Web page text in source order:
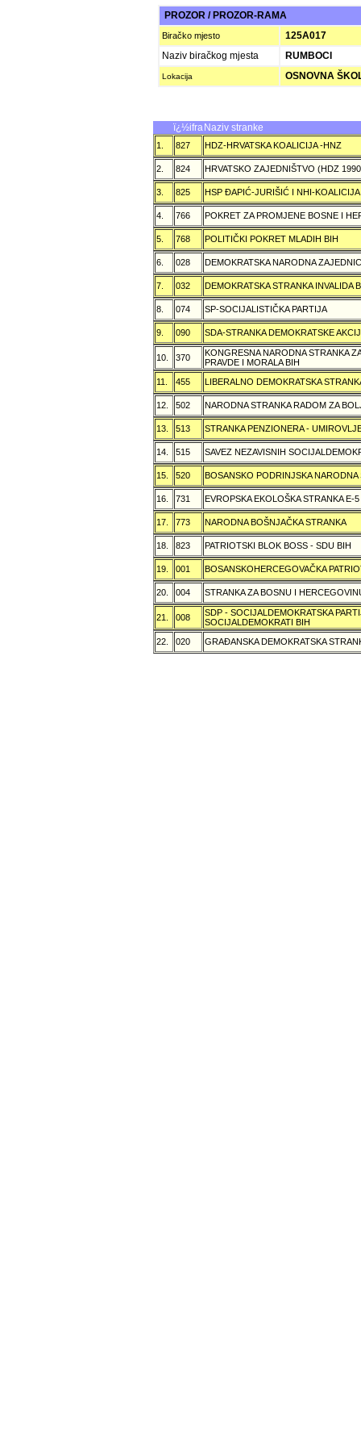
PROZOR / PROZOR-RAMA
Biračko mjesto
125A017
Naziv biračkog mjesta
RUMBOCI
Lokacija OSNOVNA
ï¿½ifra Naziv stranke
1. 827 HDZ-HRVATSKA KOALICIJA -HNZ
2. 824 HRVATSKO ZAJEDNIŠTVO (HDZ
3. 825 HSP ÐAPIĆ-JURIŠIĆ I NHI-
4. 766 POKRET ZA PROMJENE BOSNE I
5. 768 POLITIČKI POKRET MLADIH BIH
6. 028 DEMOKRATSKA NARODNA
7. 032 DEMOKRATSKA STRANKA INVALIDA
8. 074 SP-SOCIJALISTIČKA PARTIJA
9. 090 SDA-STRANKA DEMOKRATSKE
10. 370
KONGRESNA NARODNA STRANKA
PRAVDE I MORALA BIH
11.
455 LIBERALNO DEMOKRATSKA
12. 502 NARODNA STRANKA RADOM ZA
13. 513 STRANKA PENZIONERA -
14. 515 SAVEZ NEZAVISNIH
15. 520 BOSANSKO PODRINJSKA NARODNA
16. 731 EVROPSKA EKOLOŠKA STRANKA E-5
17. 773 NARODNA BOŠNJAČKA STRANKA
18. 823 PATRIOTSKI BLOK BOSS - SDU BIH
19. 001 BOSANSKOHERCEGOVAČKA
20. 004 STRANKA ZA BOSNU I
21. 008
SDP - SOCIJALDEMOKRATSKA
SOCIJALDEMOKRATI BIH
22.
020 GRAÐANSKA DEMOKRATSKA